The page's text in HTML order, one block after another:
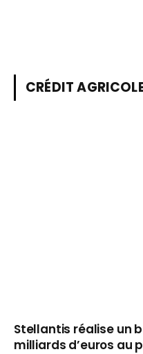
CRÉDIT
Stellantis réalise un
milliards d’euros au